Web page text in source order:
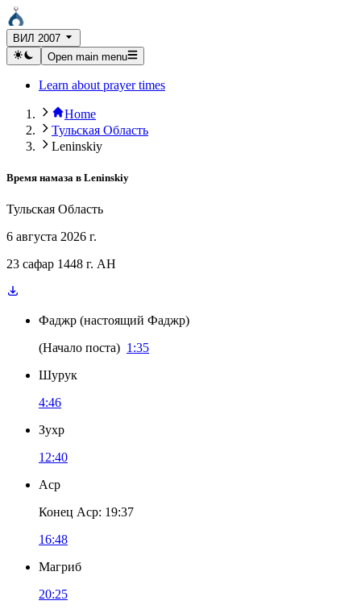
ВИЛ 2007
Open main menu
Learn about prayer times
Home
Тульская Область
Leninskiy
Время намаза в Leninskiy
Тульская Область
6 августа 2026 г.
23 сафар 1448 г. AH
Фаджр (настоящий Фаджр)
(Начало поста) 1:35
Шурук
4:46
Зухр
12:40
Аср
Конец Аср: 19:37
16:48
Магриб
20:25